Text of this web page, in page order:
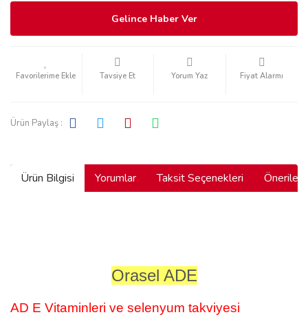
Gelince Haber Ver
Tavsiye Et Yorum Yaz Fiyat Alarmı
Ürün Paylaş :
Ürün Bilgisi Yorumlar Taksit Seçenekleri
Orasel ADE
AD E Vitaminleri ve selenyum takviyesi